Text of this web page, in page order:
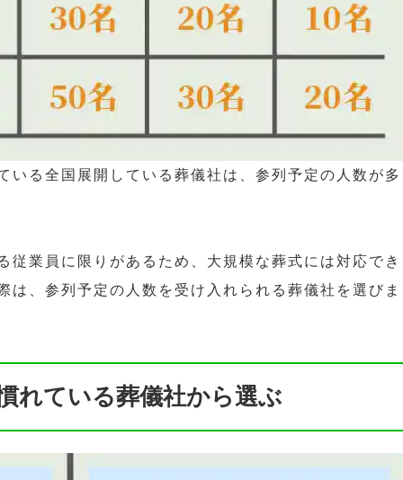
いる全国展開している葬儀社は、参列予定の人数が多
従業員に限りがあるため、大規模な葬式には対応でき
は、参列予定の人数を受け入れられる葬儀社を選びま
れている葬儀社から選ぶ